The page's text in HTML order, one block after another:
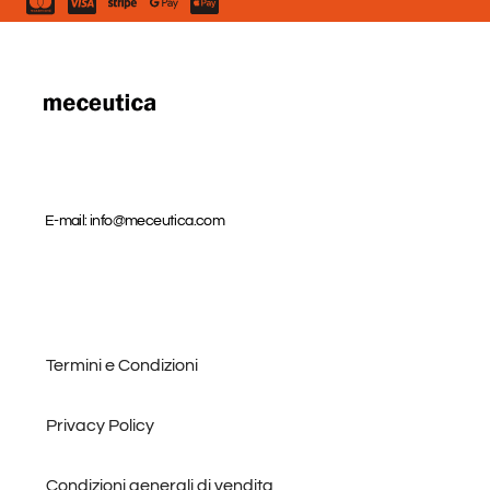
o
g
E-mail: info@meceutica.com
Termini e Condizioni
Privacy Policy
Condizioni generali di vendita